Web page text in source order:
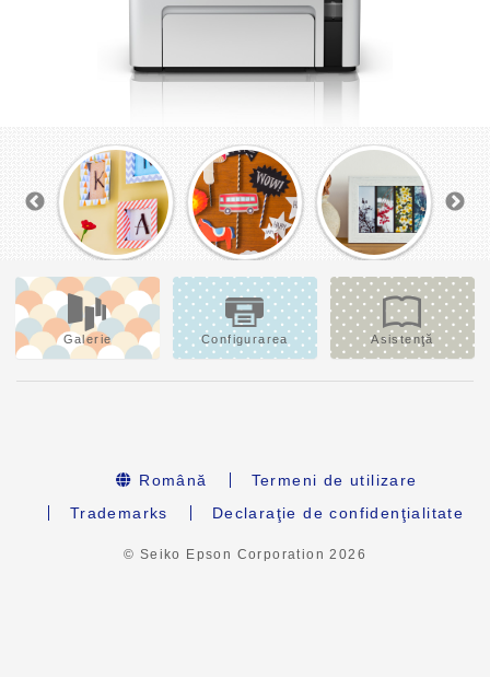
Galerie Configurarea Asistenţă
Română
Termeni de utilizare
Trademarks
Declaraţie de confidenţialitate
© Seiko Epson Corporation2026